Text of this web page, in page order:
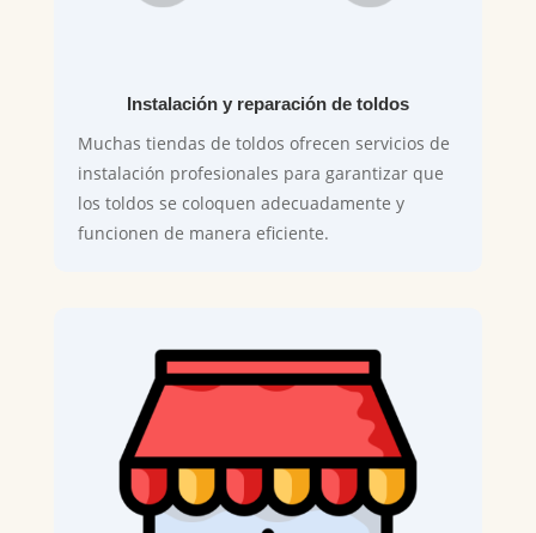
Instalación y reparación de toldos
Muchas tiendas de toldos ofrecen servicios de
instalación profesionales para garantizar que
los toldos se coloquen adecuadamente y
funcionen de manera eficiente.